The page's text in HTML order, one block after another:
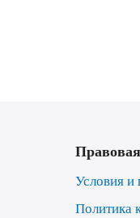
Условия и
Политика